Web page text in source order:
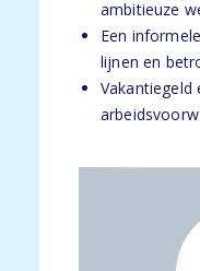
ambitieuze
Een
lijnen en
Vakantiegeld